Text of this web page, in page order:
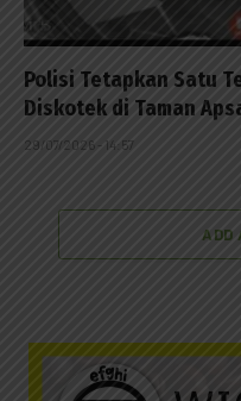
Polisi Tetapkan Satu
Diskotek di Taman
29/07/2026 - 14:57
ADD